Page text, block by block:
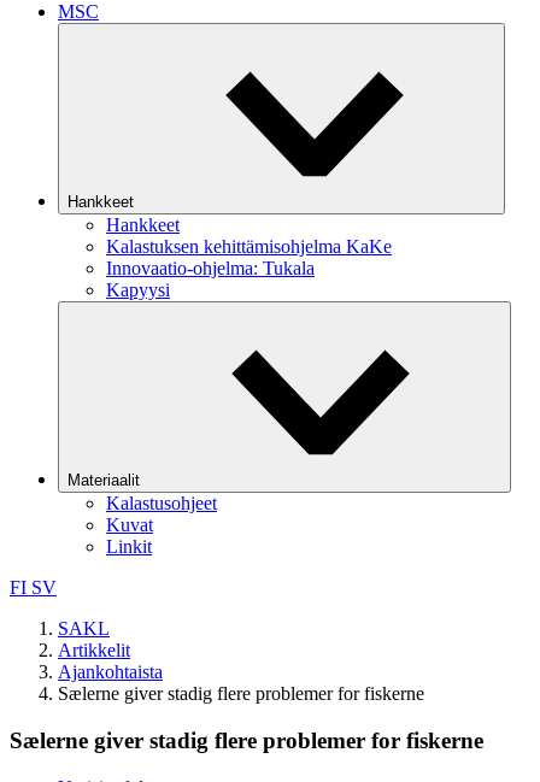
MSC
Hankkeet
Hankkeet
Kalastuksen kehittämisohjelma KaKe
Innovaatio-ohjelma: Tukala
Kapyysi
Materiaalit
Kalastusohjeet
Kuvat
Linkit
FI SV
SAKL
Artikkelit
Ajankohtaista
Sælerne giver stadig flere problemer for fiskerne
Sælerne giver stadig flere problemer for fiskerne